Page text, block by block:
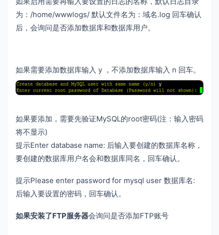
为：/home/wwwlogs/ 默认文件名为：域名.log 回车确认
后，会询问是否添加数据库和数据库用户。
如果需要添加数据库输入 y ，不添加数据库输入 n 回车。
如果要添加，需要先验证MySQL的root密码(注：输入密码
将不显示)
提示Enter database name: 后输入要创建的数据库名称，
要创建的数据库用户名会和数据库同名，回车确认。
提示Please enter password for mysql user 数据库名:
后输入要设置的密码，回车确认。
如果安装了FTP服务器会询问是否添加FTP账号